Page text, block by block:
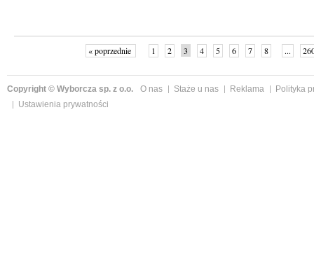
« poprzednie 1 2 3 4 5 6 7 8 ...
Copyright © Wyborcza sp. z o.o. O nas Staże u nas Reklama
Polityka
Ustawienia prywatności